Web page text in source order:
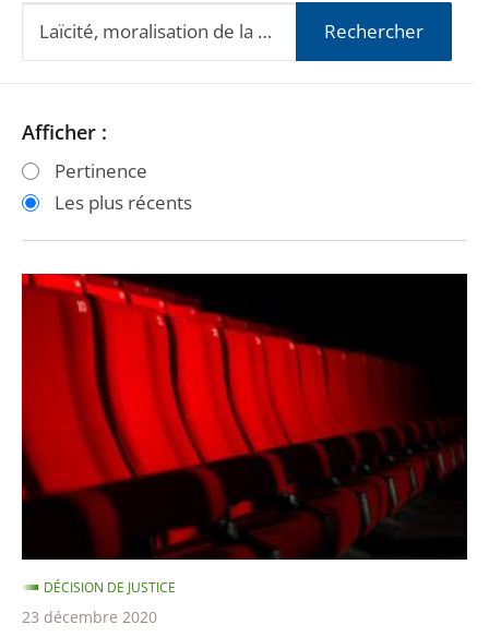
Rechercher
Passer
les
filtres
après
Passer
les
filtres
avant
Afficher :
Pertinence
Les plus récents
Cinémas,
théâtres,
spectacles
:
le
juge
référés
ne
suspend
DÉCISION DE JUSTICE
23 décembre 2020